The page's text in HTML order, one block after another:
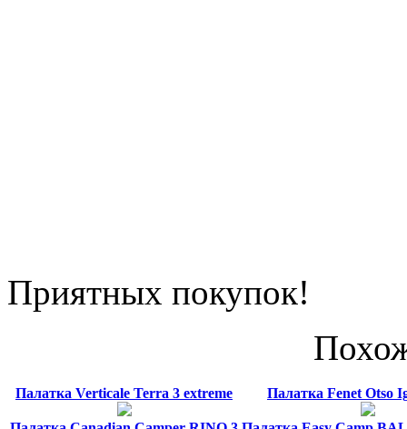
Приятных покупок!
Палатка Verticale Terra 3 extreme Палатка Fenet Otso